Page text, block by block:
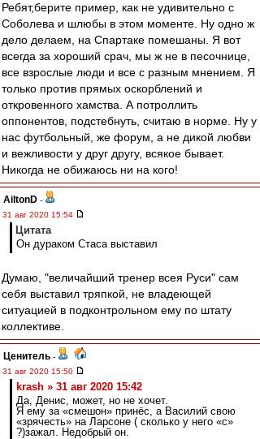
Ребят,берите пример, как не удивительно с
Соболева и шлюбы в этом моменте. Ну одно ж
дело делаем, на Спартаке помешаны. Я вот
всегда за хороший срач, мы ж не в песочнице,
все взрослые люди и все с разным мнением. Я
только против прямых оскорблений и
откровенного хамства. А потроллить
оппонентов, подстебнуть, считаю в норме. Ну у
нас футбольный, же форум, а не дикой любви
и вежливости у друг другу, всякое бывает.
Никогда не обижаюсь ни на кого!
AiltonD -
31 авг 2020 15:54
Цитата
Он дураком Стаса выставил
Думаю, "величайший тренер всея Руси" сам
себя выставил тряпкой, не владеющей
ситуацией в подконтрольном ему по штату
коллективе.
Ценитель -
31 авг 2020 15:50
krash » 31 авг 2020 15:42
Да, Денис, может, но не хочет.
Я ему за «смешон» принёс, а Василий свою
«зрячесть» на Ларсоне ( сколько у него «с»
?)зажал. Недобрый он.